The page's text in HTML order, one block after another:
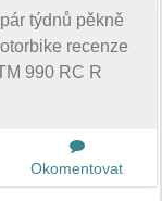
týdnů pěkně
recenze
990 RC R
Okomentovat